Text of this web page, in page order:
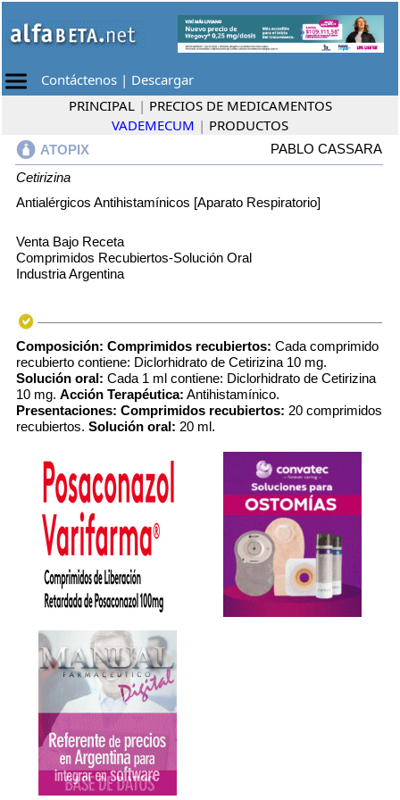
Contáctenos | Descargar
PRINCIPAL | PRECIOS DE MEDICAMENTOS
VADEMECUM | PRODUCTOS
ATOPIX
PABLO CASSARA
Cetirizina
Antialérgicos Antihistamínicos [Aparato Respiratorio]
Venta Bajo Receta
Comprimidos Recubiertos-Solución Oral
Industria Argentina
Composición: Comprimidos recubiertos: Cada comprimido
recubierto contiene: Diclorhidrato de Cetirizina 10 mg.
Solución oral: Cada 1 ml contiene: Diclorhidrato de Cetirizina
10 mg. Acción Terapéutica: Antihistamínico.
Presentaciones: Comprimidos recubiertos: 20 comprimidos
recubiertos. Solución oral: 20 ml.